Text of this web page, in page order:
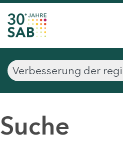
Suche